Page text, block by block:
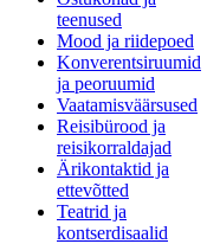
teenused
Mood ja riidepoed
Konverentsiruumid
ja peoruumid
Vaatamisväärsused
Reisibürood ja
reisikorraldajad
Ärikontaktid ja
ettevõtted
Teatrid ja
kontserdisaalid